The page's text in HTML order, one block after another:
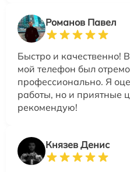
Романов Павел
Быстро и качественно!
мой телефон был
профессионально. Я
работы, но и приятные
рекомендую!
Князев Денис